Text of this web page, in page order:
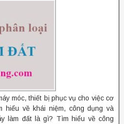
móc, thiết bị phục vụ cho việc cơ
hiểu về khái niệm, công dụng và
làm đất là gì? Tìm hiểu về công